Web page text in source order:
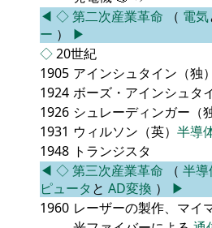
◀ ◇第二次産業革命 （ 電気
ー ） ▶
◇20世紀
1905 アインシュタイン（独
1924 ボーズ・アインシュタ
1926 シュレーディンガー（
1931 ウィルソン（英） 半導
1948 トランジスタ
◀ ◇第三次産業革命 （ 半導
ピュータ と AD変換 ） ▶
1960 レーザーの製作、マイ